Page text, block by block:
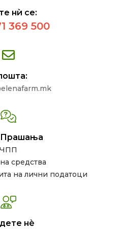
нѝ се:
369 500
ЧПП
средства
на лични податоци
нѐ